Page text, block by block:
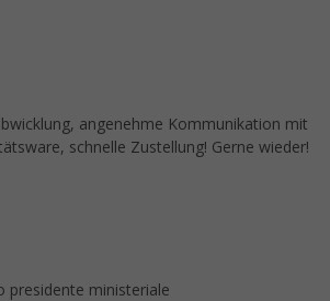
angenehme Kommunikation mit
schnelle Zustellung! Gerne wieder!
presidente ministeriale